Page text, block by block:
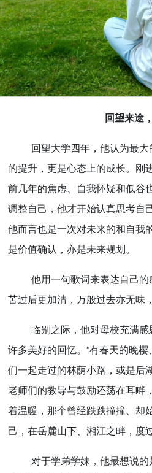
回望来途
回望大学四年，他认为最
的提升，更是心态上的成长。刚
前几年的焦虑、自我怀疑和低谷
调整自己，他才开始认真思考自
他而言也是一次对未来的和自我
是价值确认，亦是未来规划。
他用一句歌词来表达自己的
苦过后更加清，万般过去亦无味
临别之际，他对母校充满
许多美好的回忆。”有春天的晚
们一起走过的林荫小路，或是后
老师们的教导与鼓励还荡在耳畔
着温暖，那个曾经跌跌撞撞、却
己，在岳麓山下、湘江之畔，度
对于学弟学妹，他最想说